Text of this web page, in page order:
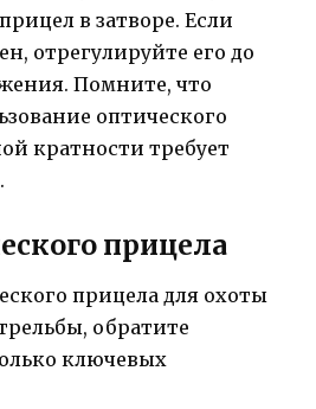
в затворе. Если
отрегулируйте его до
Помните, что
оптического
кратности требует
прицела
прицела для охоты
обратите
ключевых